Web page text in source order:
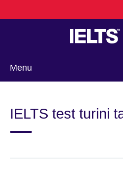
to
Menu
language
IELTS test turini